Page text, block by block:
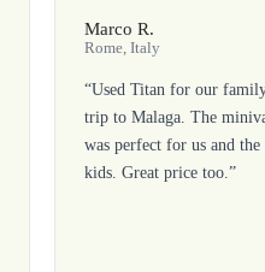
Marco R.
Rome, Italy
“Used Titan for our
trip to Malaga. The
was perfect for us and the
kids. Great price too.”